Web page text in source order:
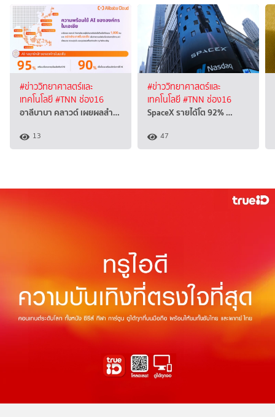
#ข่าววิทยาศาสตร์และ
เทคโนโลยี#TNN ช่อง16
อาลีบาบา คลาวด์ เผยผลสำ…
13
#ข่าววิทยาศาสตร์และ
เทคโนโลยี#TNN ช่อง16
SpaceX รายได้โต 92% …
47